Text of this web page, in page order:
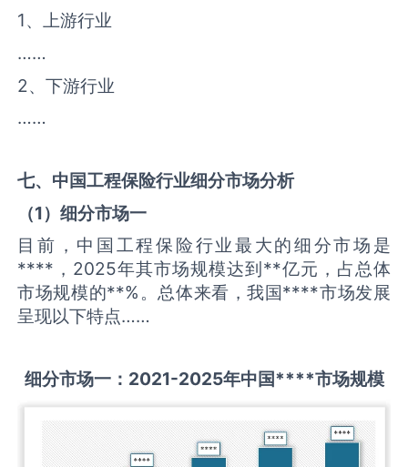
1、上游行业
……
2、下游行业
……
七、中国工程保险行业细分市场分析
（1）细分市场一
目前，中国工程保险行业最大的细分市场是
****，2025年其市场规模达到**亿元，占总体
市场规模的**%。总体来看，我国****市场发展
呈现以下特点……
细分市场一： 2021-2025年中国****市场规模